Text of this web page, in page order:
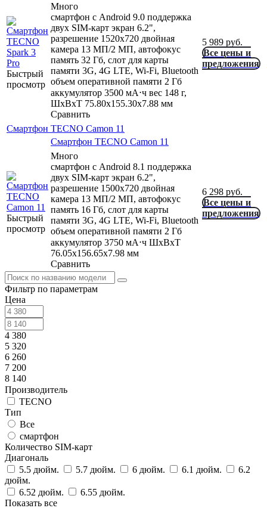
Быстрый
просмотр
Много
смартфон с Android 9.0 поддержка
двух SIM-карт экран 6.2",
разрешение 1520x720 двойная
камера 13 МП/2 МП, автофокус
память 32 Гб, слот для карты
памяти 3G, 4G LTE, Wi-Fi, Bluetooth
объем оперативной памяти 2 Гб
аккумулятор 3500 мА⋅ч вес 148 г,
ШxВxТ 75.80x155.30x7.88 мм
Сравнить
5 989 руб.
Все цены и
предложения
Смартфон TECNO Camon 11
Быстрый
просмотр
Смартфон TECNO Camon 11
Много
смартфон с Android 8.1 поддержка
двух SIM-карт экран 6.2",
разрешение 1500x720 двойная
камера 13 МП/2 МП, автофокус
память 16 Гб, слот для карты
памяти 3G, 4G LTE, Wi-Fi, Bluetooth
объем оперативной памяти 2 Гб
аккумулятор 3750 мА⋅ч ШxВxТ
76.05x156.65x7.98 мм
Сравнить
6 298 руб.
Все цены и
предложения
Фильтр по параметрам
Цена
4 380
5 320
6 260
7 200
8 140
Производитель
TECNO
Тип
Все
смартфон
Количество SIM-карт
Диагональ
5.5 дюйм.
5.7 дюйм. 6 дюйм. 6.1 дюйм.
6.2
дюйм.
6.52 дюйм.
6.55 дюйм.
Показать все